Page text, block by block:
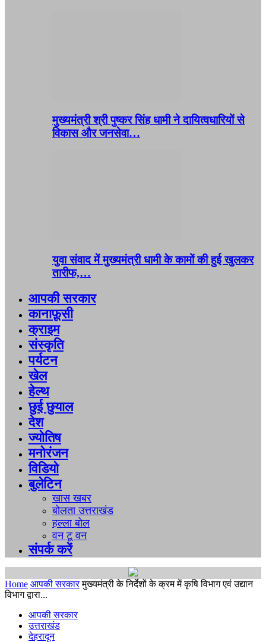
मुख्यमंत्री श्री पुष्कर सिंह धामी ने दायित्वधारियों से
विकास और जनसेवा…
युवा संवाद में मुख्यमंत्री धामी के कामों की हुई खुलकर
तारीफ,…
आपकी सरकार
कानाफ़ूसी
क्राइम
संस्कृति
पर्यटन
खेल
हेल्थ
छुई छुयाल
देश
ज्योतिष
मनोरंजन
विडियो
बुलेटिन
खास खबर
बोलता उत्तराखंड
हल्ला बोल
वन टू वन
संपर्क करें
Home आपकी सरकार मुख्यमंत्री के निर्देशों के क्रम में कृषि विभाग एवं उद्यान
विभाग द्वारा...
आपकी सरकार
उत्तराखंड
देहरादून